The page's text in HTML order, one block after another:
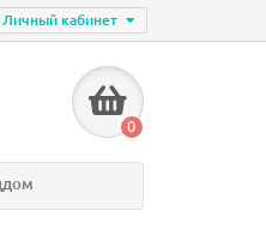
Личный кабинет
0